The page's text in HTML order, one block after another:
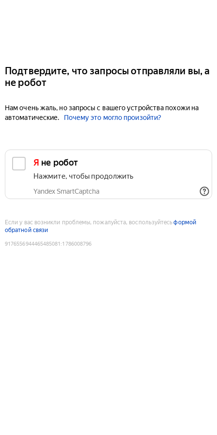
Подтвердите, что запросы отправляли вы, а
не робот
Нам очень жаль, но запросы с вашего устройства похожи на
автоматические.
Почему это могло произойти?
Я не робот
Нажмите, чтобы продолжить
Yandex SmartCaptcha
Если у вас возникли проблемы, пожалуйста, воспользуйтесьформой
обратной связи
9176556944465485081 :1786008796